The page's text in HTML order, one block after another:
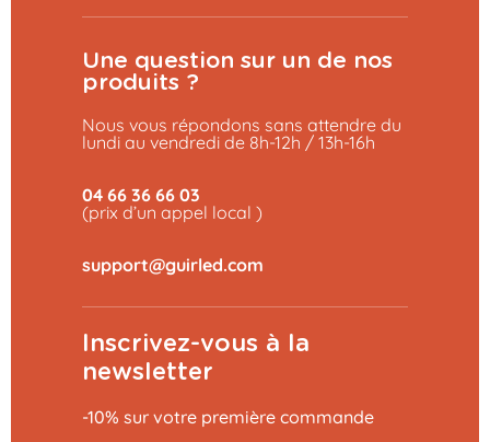
Une question sur un de nos
produits ?
Nous vous répondons sans attendre du
lundi au vendredi de 8h-12h / 13h-16h
04 66 36 66 03
(prix d’un appel local )
Inscrivez-vous à la
newsletter
-10% sur votre première commande